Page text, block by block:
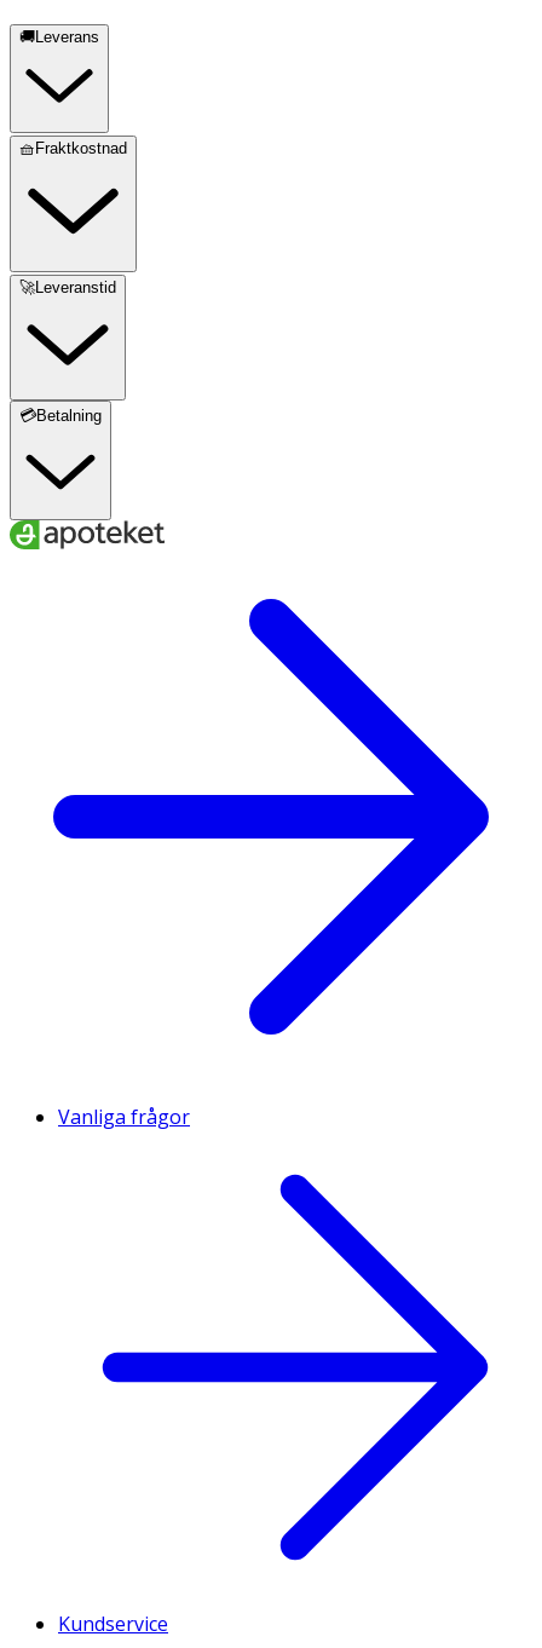
🚚Leverans
🧺Fraktkostnad
🚀Leveranstid
💳Betalning
Vanliga frågor
Kundservice